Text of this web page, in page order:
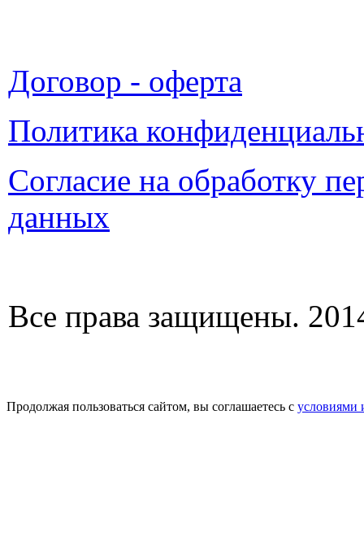
Договор - оферта
Политика
Согласие на обработку
данных
Все права защищены.
Продолжая пользоваться сайтом, вы соглашаетесь с условиями